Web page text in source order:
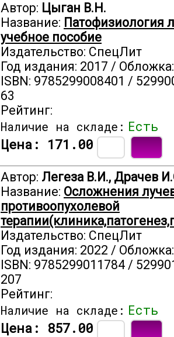
Автор: Цыган В.Н.
Название: Патофизиология
учебное пособие
Издательство: СпецЛит
Год издания: 2017 /
ISBN: 9785299008401 /
63
Рейтинг:
Наличие на складе: Есть
Цена: 171.00
Автор: Легеза В.И., Драчев
Название: Осложнения
противоопухолевой
Издательство: СпецЛит
Год издания: 2022 /
ISBN: 9785299011784 /
207
Рейтинг:
Наличие на складе: Есть
Цена: 857.00